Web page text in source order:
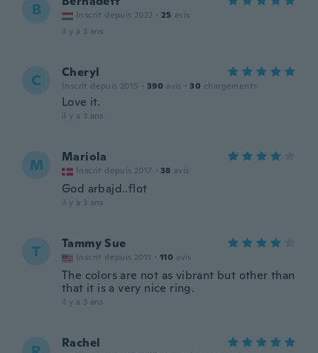
B Inscrit depuis 2022 · 25 avis
il y a 3 ans
C Cheryl
Inscrit depuis 2015 · 390 avis · 30 chargements
Love it.
il y a 3 ans
M Mariola
Inscrit depuis 2017 · 38 avis
God arbajd..flot
il y a 3 ans
T Tammy Sue
Inscrit depuis 2011 · 110 avis
The colors are not as vibrant but other than
that it is a very nice ring.
il y a 3 ans
Rachel